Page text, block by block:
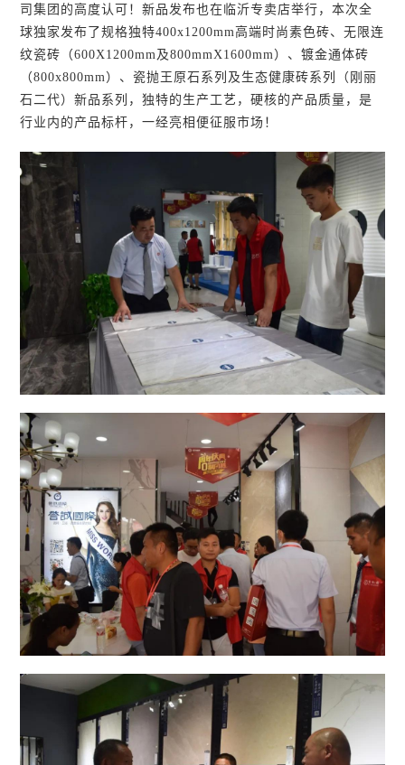
司集团的高度认可！新品发布也在临沂专卖店举行，本次全
球独家发布了规格独特400x1200mm高端时尚素色砖、无限连
纹瓷砖（600X1200mm及800mmX1600mm）、镀金通体砖
（800x800mm）、瓷抛王原石系列及生态健康砖系列（刚丽
石二代）新品系列，独特的生产工艺，硬核的产品质量，是
行业内的产品标杆，一经亮相便征服市场！